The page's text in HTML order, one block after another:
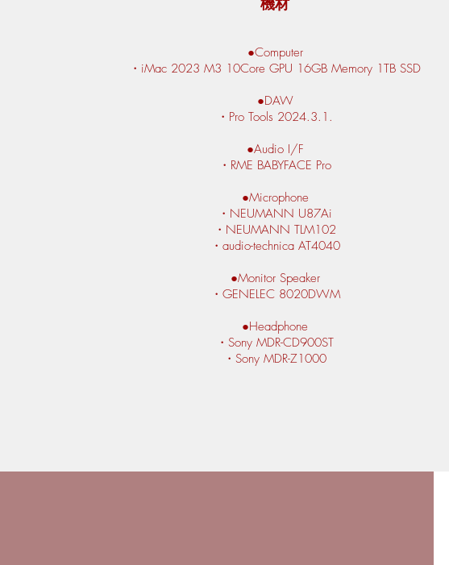
●​Computer
​・iMac 2023 M3 10Core GPU 16GB Memory 1TB SSD
●DAW
・Pro Tools 2024.3.1.
●Audio I/F
・RME BABYFACE Pro
●Microphone
・NEUMANN U87Ai
・NEUMANN TLM102
​・audio-technica AT4040
●Monitor Speaker
・GENELEC 8020DWM
●Headphone
・Sony MDR-CD900ST
​・Sony MDR-Z1000